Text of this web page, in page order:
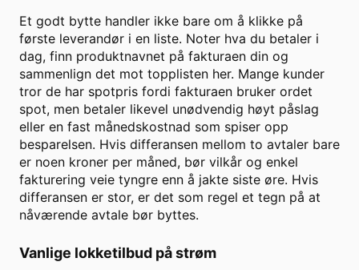
Et godt bytte handler ikke bare om å klikke på
første leverandør i en liste. Noter hva du betaler i
dag, finn produktnavnet på fakturaen din og
sammenlign det mot topplisten her. Mange kunder
tror de har spotpris fordi fakturaen bruker ordet
spot, men betaler likevel unødvendig høyt påslag
eller en fast månedskostnad som spiser opp
besparelsen. Hvis differansen mellom to avtaler bare
er noen kroner per måned, bør vilkår og enkel
fakturering veie tyngre enn å jakte siste øre. Hvis
differansen er stor, er det som regel et tegn på at
nåværende avtale bør byttes.
Vanlige lokketilbud på strøm